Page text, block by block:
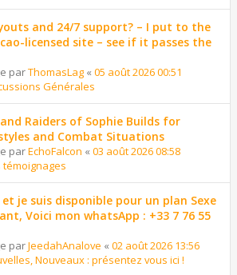
and 24/7 support? – I put to the
licensed site – see if it passes the
parThomasLag « 05 août 2026 00:51
Générales
Raiders of Sophie Builds for
and Combat Situations
parEchoFalcon « 03 août 2026 08:58
témoignages
et je suis disponible pour un plan Sexe
Voici mon whatsApp : +33 7 76 55
parJeedahAnalove « 02 août 2026 13:56
Nouveaux : présentez vous ici !